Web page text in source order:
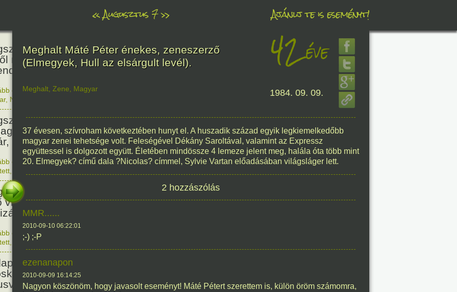
«Augusztus 7» Ajánlj te is eseményt!
Báthori Erzsébet,
rémséges és kegyetlen
éltek.
466
olvasom|Nincs hozzászólás, szólj hozzá!
, Nő
Kondor Gusztáv
matematikus, egyetemi
akadémikus.
201éve
olvasom|Nincs hozzászólás, szólj hozzá!
Mata Hari, a híres
világháborús táncosnő,
és kém.
150éve
olvasom|
Történelem
megszületett Szalmás
zenetanárnő, zeneszerző,
128
Meghalt Máté Péter énekes, zeneszerző
(Elmegyek, Hull az elsárgult levél).
42éve
Meghalt Zene Magyar 1984. 09. 09.
37 évesen, szívroham következtében hunyt el. A huszadik század egyik legkiemelkedőbb
magyar zenei tehetsége volt. Feleségével Dékány Saroltával, valamint az Expressz
együttessel is dolgozott együtt. Életében mindössze 4 lemeze jelent meg, halála óta több mint
20. Elmegyek? című dala ?Nicolas? címmel, Sylvie Vartan előadásában világsláger lett.
2 hozzászólás
MMR......
2010-09-10 06:22:01
;-) ;-P
ezenanapon
2010-09-09 16:14:25
Nagyon köszönöm, hogy javasolt eseményt! Máté Pétert szerettem is, külön öröm számomra,